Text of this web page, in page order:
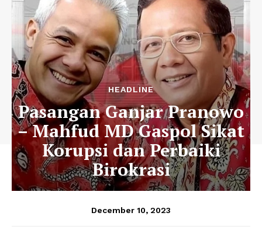
HEADLINE
Pasangan Ganjar Pranowo
– Mahfud MD Gaspol Sikat
Korupsi dan Perbaiki
Birokrasi
December 10, 2023